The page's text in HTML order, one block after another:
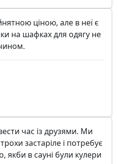
ціною, але в неї є
на шафках для одягу не
час із друзями. Ми
застаріле і потребує
якби в сауні були кулери